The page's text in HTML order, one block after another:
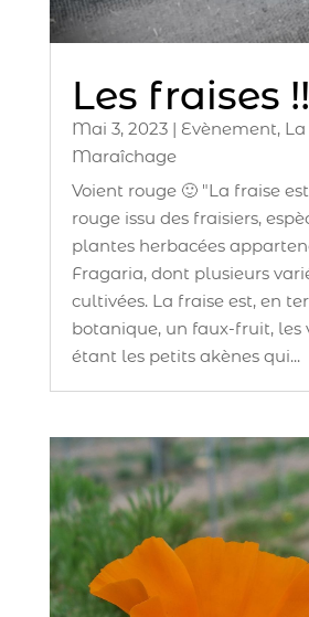
Les fraises !!
Mai 3, 2023| Evènement,
Maraîchage
Voient rouge 🙂 "La fraise
rouge issu des fraisiers,
plantes herbacées
Fragaria, dont plusieurs
cultivées. La fraise est, en
botanique, un faux-fruit, les
étant les petits akènes qui...